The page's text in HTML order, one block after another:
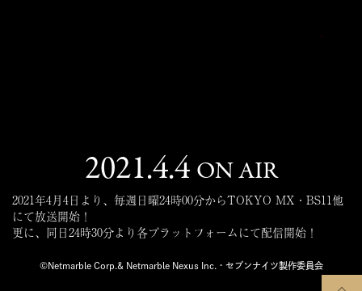
2021.4.4 ON AIR
2021年4月4日より、毎週日曜24時00分からTOKYO MX・BS11他
にて放送開始！
更に、同日24時30分より各プラットフォームにて配信開始！
©Netmarble Corp.& Netmarble Nexus Inc.・セブンナイツ製作委員会